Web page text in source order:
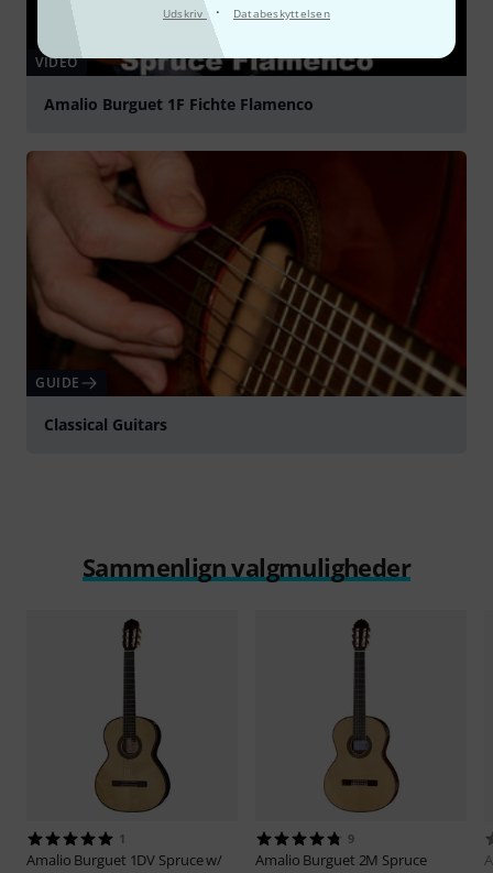
Udskriv · Databeskyttelsen
VIDEO
Amalio Burguet 1F Fichte Flamenco
GUIDE
Classical Guitars
Sammenlign valgmuligheder
1
Amalio Burguet 1DV Spruce w/
9
Amalio Burguet 2M Spruce